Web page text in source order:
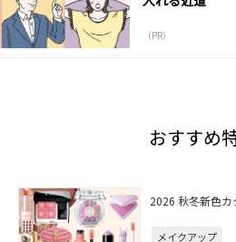
（PR）
おすすめ
2026 秋冬新色カ
メイクアップ